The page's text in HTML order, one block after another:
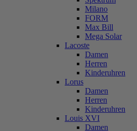
Milano
FORM
Max Bill
Mega Solar
Lacoste
Damen
Herren
Kinderuhren
Lorus
Damen
Herren
Kinderuhren
Louis XVI
Damen